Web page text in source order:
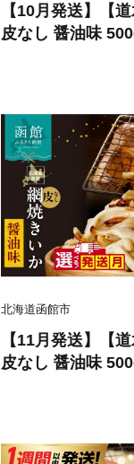
【10月発送】【
皮なし 醤油味
選べる発送月 肉
い カット済み 味
介類 食品 冷凍
送料無料
北海道函館市
【11月発送】【
皮なし 醤油味
選べる発送月 肉
い カット済み 味
介類 食品 冷凍 お